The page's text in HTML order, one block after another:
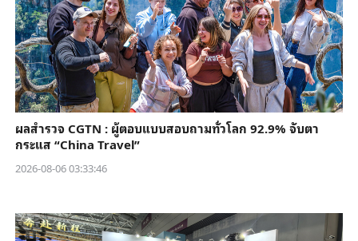
ผลสำรวจ CGTN : ผู้ตอบแบบสอบถามทั่วโลก 92.9% จับตา
กระแส “China Travel”
2026-08-06 03:33:46